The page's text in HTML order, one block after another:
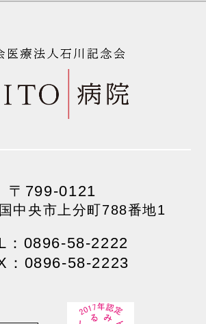
〒799-0121
中央市上分町788番地1
：0896-58-2222
：0896-58-2223